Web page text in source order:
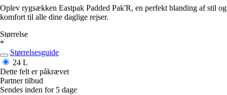
Oplev rygsækken Eastpak Padded Pak'R, en perfekt blanding af stil og
komfort til alle dine daglige rejser.
Størrelse
*
Størrelsesguide
24 L
Dette felt er påkrævet
Partner tilbud
Sendes inden for 5 dage